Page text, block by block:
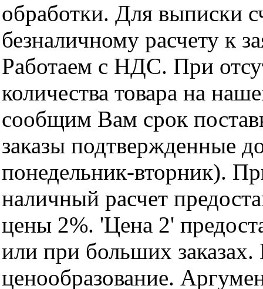
обработки. Для выписки
безналичному расчету к
Работаем с НДС. При
количества товара на
сообщим Вам срок
заказы подтвержденные
понедельник-вторник).
наличный расчет
цены 2%. 'Цена 2'
или при больших
ценообразование.